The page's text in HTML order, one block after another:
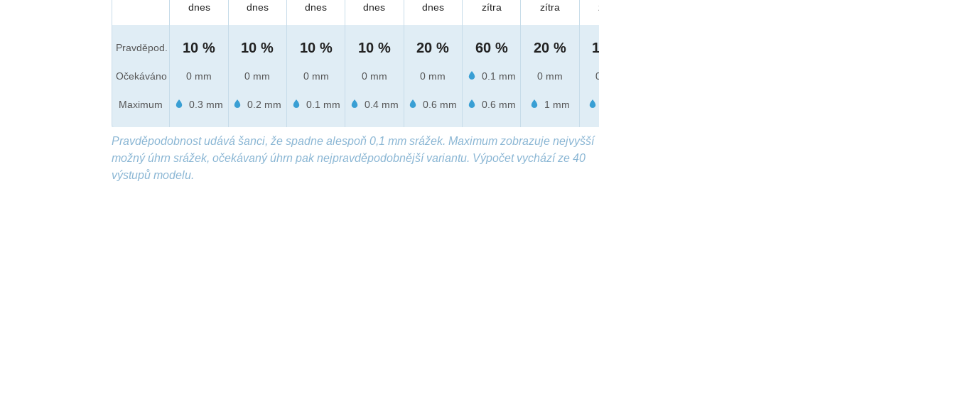
Pravděpod.
Očekáváno
Maximum
dnes
10 %
0 mm
0.3 mm
dnes
10 %
0 mm
0.2 mm
dnes
10 %
0 mm
0.1 mm
dnes
10 %
0 mm
0.4 mm
dnes
20 %
0 mm
0.6 mm
zítra
60 %
0.1 mm
0.6 mm
zítra
20 %
0 mm
1 mm
zítra
10 %
0 mm
Pravděpodobnost udává šanci, že spadne alespoň 0,1 mm srážek. Maximum zobrazuje nejvyšší
možný úhrn srážek, očekávaný úhrn pak nejpravděpodobnější variantu. Výpočet vychází ze 40
výstupů modelu.